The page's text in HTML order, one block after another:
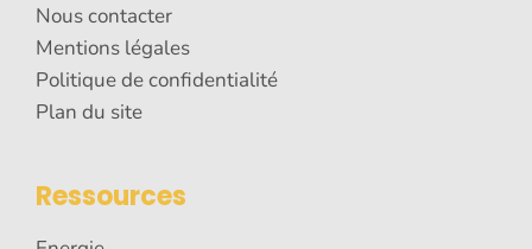
Nous contacter
Mentions légales
Politique de confidentialité
Plan du site
Ressources